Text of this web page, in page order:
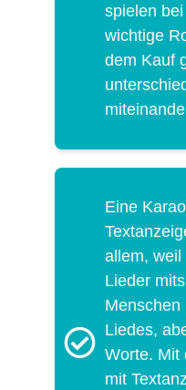
spielen
wichtige
dem Kauf
Eine
allem, weil
Lieder
Menschen
Liedes,
Worte. Mit
mit